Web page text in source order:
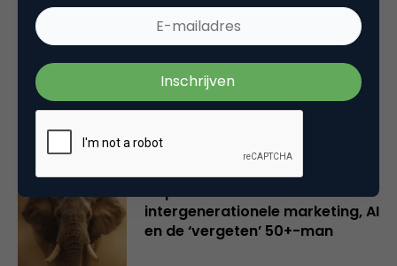
Creatieve sector als aanjager
van innovatie en ontsluiter en
verbinder van industrieën
ooit
Inspiratie uit Londen:
intergenerationele marketing, AI
en de ‘vergeten’ 50+-man